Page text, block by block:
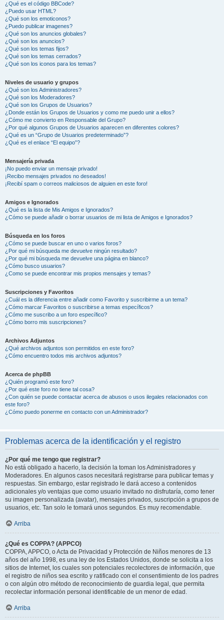
¿Qué es el código BBCode?
¿Puedo usar HTML?
¿Qué son los emoticonos?
¿Puedo publicar imagenes?
¿Qué son los anuncios globales?
¿Qué son los anuncios?
¿Qué son los temas fijos?
¿Qué son los temas cerrados?
¿Qué son los iconos para los temas?
Niveles de usuario y grupos
¿Qué son los Administradores?
¿Qué son los Moderadores?
¿Qué son los Grupos de Usuarios?
¿Donde están los Grupos de Usuarios y como me puedo unir a ellos?
¿Cómo me convierto en Responsable del Grupo?
¿Por qué algunos Grupos de Usuarios aparecen en diferentes colores?
¿Qué es un “Grupo de Usuarios predeterminado”?
¿Qué es el enlace “El equipo”?
Mensajería privada
¡No puedo enviar un mensaje privado!
¡Recibo mensajes privados no deseados!
¡Recibí spam o correos maliciosos de alguien en este foro!
Amigos e Ignorados
¿Qué es la lista de Mis Amigos e Ignorados?
¿Cómo se puede añadir o borrar usuarios de mi lista de Amigos e Ignorados?
Búsqueda en los foros
¿Cómo se puede buscar en uno o varios foros?
¿Por qué mi búsqueda me devuelve ningún resultado?
¿Por qué mi búsqueda me devuelve una página en blanco?
¿Cómo busco usuarios?
¿Como se puede encontrar mis propios mensajes y temas?
Suscripciones y Favoritos
¿Cuál es la diferencia entre añadir como Favorito y suscribirme a un tema?
¿Cómo marcar Favoritos o suscribirse a temas específicos?
¿Cómo me suscribo a un foro específico?
¿Cómo borro mis suscripciones?
Archivos Adjuntos
¿Qué archivos adjuntos son permitidos en este foro?
¿Cómo encuentro todos mis archivos adjuntos?
Acerca de phpBB
¿Quién programó este foro?
¿Por qué este foro no tiene tal cosa?
¿Con quién se puede contactar acerca de abusos o usos ilegales relacionados con
este foro?
¿Cómo puedo ponerme en contacto con un Administrador?
Problemas acerca de la identificación y el registro
¿Por qué me tengo que registrar?
No está obligado a hacerlo, la decisión la toman los Administradores y
Moderadores. En algunos casos necesitará registrarse para publicar temas y
respuestas. Sin embargo, estar registrado le dará acceso a contenidos
adicionales y/o ventajas que como usuario invitado no disfrutaría, como tener
su imagen personalizada (avatar), mensajes privados, suscripción a grupos de
usuarios, etc. Tan solo le tomará unos segundos. Es muy recomendable.
Arriba
¿Qué es COPPA? (APPCO)
COPPA, APPCO, o Acta de Privacidad y Protección de Niños menores de 13
años del año 1998, es una ley de los Estados Unidos, donde se solicita a los
sitios de Internet, los cuales son potenciales recolectores de información, que
el registro de niños sea escrito y ratificado con el consentimiento de los padres
o con algún otro método de reconocimiento de guardia legal, que permita
recolectar información personal identificable de un menor de edad.
Arriba